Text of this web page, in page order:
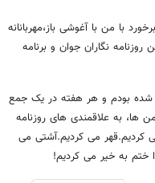
با من با آغوشی باز،مهربانانه
روزنامه نگاران جوان و برنامه
شده بودم و هر هفته در یک جمع
ها، به علاقمندی های روزنامه
کردیم.قهر می کردیم.آشتی می
ختم به خیر می کردیم!